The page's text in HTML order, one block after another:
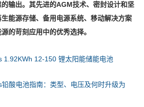
输出。其先进的AGM技术、密封设计和坚
能源存储、备用电源系统、移动解决方案
的苛刻应用中的优秀选择。
1.92KWh 12-150 锂太阳能储能电池
酸电池指南：类型、电压及何时升级为